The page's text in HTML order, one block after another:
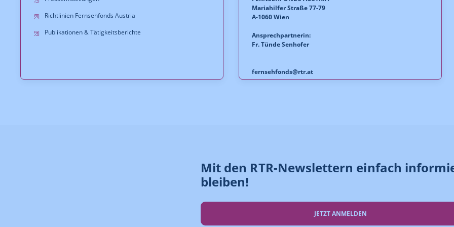
Richtlinien Fernsehfonds Austria
Publikationen & Tätigkeitsberichte
Mariahilfer Straße 77-79
A-1060 Wien
Ansprechpartnerin:
Fr. Tünde Senhofer
fernsehfonds@rtr.at
Mit den RTR-Newslettern einfach
bleiben!
JETZT ANMELDEN